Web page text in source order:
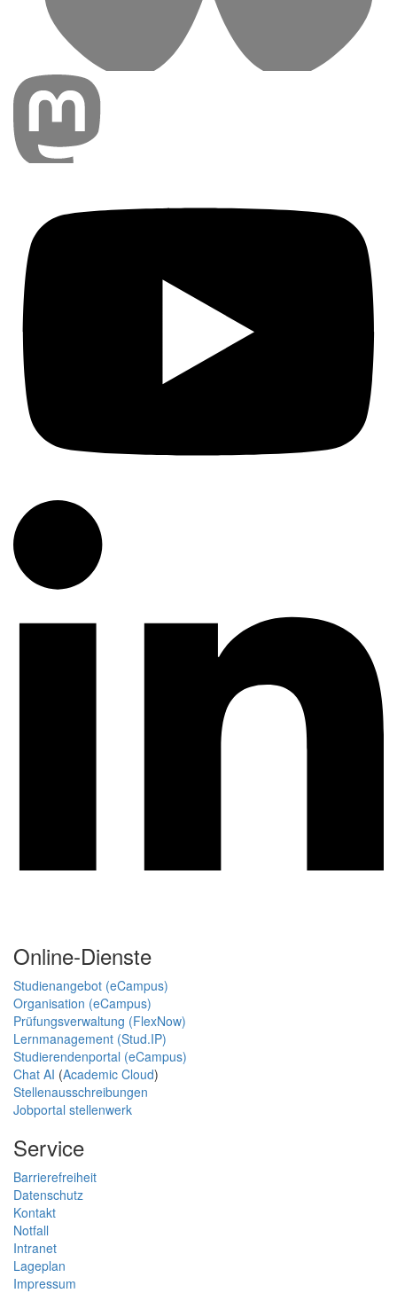
Online-Dienste
Studienangebot (eCampus)
Organisation (eCampus)
Prüfungsverwaltung (FlexNow)
Lernmanagement (Stud.IP)
Studierendenportal (eCampus)
Chat AI (Academic Cloud)
Stellenausschreibungen
Jobportal stellenwerk
Service
Barrierefreiheit
Datenschutz
Kontakt
Notfall
Intranet
Lageplan
Impressum